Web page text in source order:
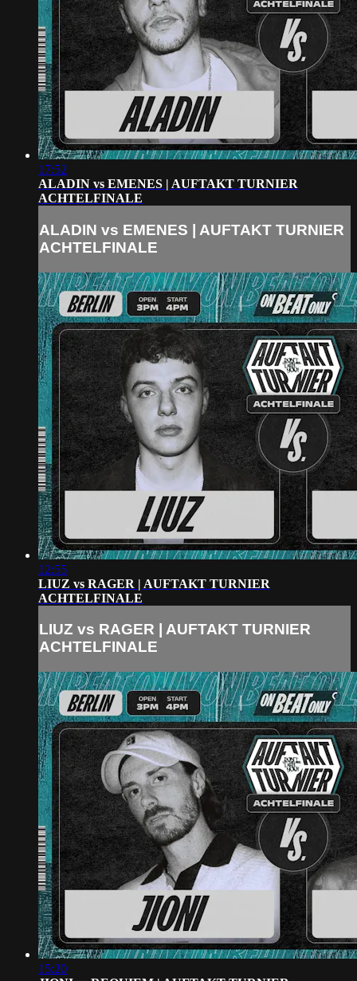
17:52
ALADIN vs EMENES | AUFTAKT TURNIER
ACHTELFINALE
ALADIN vs EMENES | AUFTAKT TURNIER
ACHTELFINALE
12:55
LIUZ vs RAGER | AUFTAKT TURNIER
ACHTELFINALE
LIUZ vs RAGER | AUFTAKT TURNIER
ACHTELFINALE
15:20